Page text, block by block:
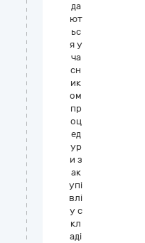
да
ют
ьс
я у
ча
сн
ик
ом
пр
оц
ед
ур
и з
ак
упі
влі
у с
кл
аді